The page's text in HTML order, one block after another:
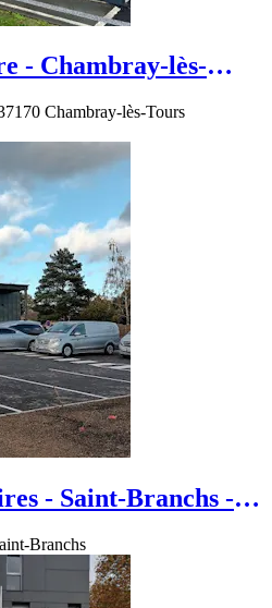
- Chambray-lès-
Chambray-lès-Tours
- Saint-Branchs -
Branchs